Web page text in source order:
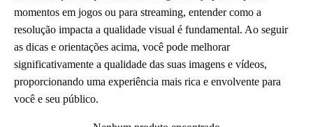
momentos em jogos ou para streaming, entender como a
resolução impacta a qualidade visual é fundamental. Ao seguir
as dicas e orientações acima, você pode melhorar
significativamente a qualidade das suas imagens e vídeos,
proporcionando uma experiência mais rica e envolvente para
você e seu público.